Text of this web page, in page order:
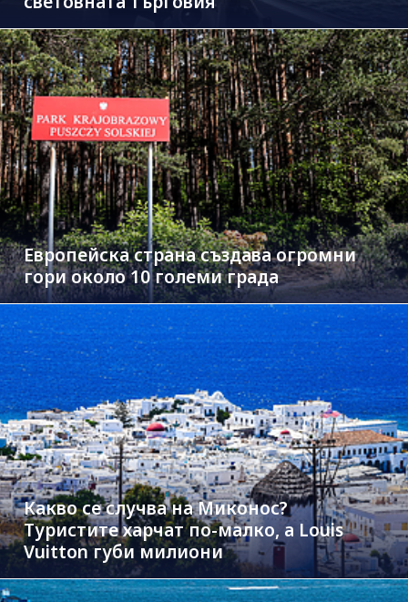
Европейска страна създава огромни
гори около 10 големи града
Какво се случва на Миконос?
Туристите харчат по-малко, а Louis
Vuitton губи милиони